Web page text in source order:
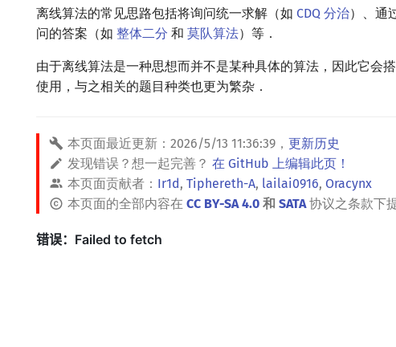
离线算法的常见思路包括将询问统一求解（如 CDQ 分治）、通
问的答案（如 整体二分 和 莫队算法）等．
由于离线算法是一种思想而并不是某种具体的算法，因此它会
使用，与之相关的题目种类也更为繁杂．
本页面最近更新： 2026/5/13 11:36:39 ， 更新历史
发现错误？想一起完善？ 在 GitHub 上编辑此页！
本页面贡献者： Ir1d, Tiphereth-A, lailai0916, Oracynx
本页面的全部内容在 CC BY-SA 4.0 和 SATA协议之条款下